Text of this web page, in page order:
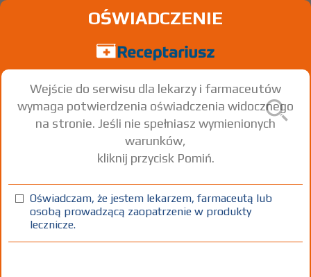
Carvedilol
tabl. powl. 25 mg 30 szt. Doustnie
100%
30%(1) 75+(2) DZ(3)
OŚWIADCZENIE
Wejście do serwisu dla lekarzy i farmaceutów
wymaga potwierdzenia oświadczenia widocznego
na stronie. Jeśli nie spełniasz wymienionych
warunków,
kliknij przycisk Pomiń.
Oświadczam, że jestem lekarzem, farmaceutą lub
osobą prowadzącą zaopatrzenie w produkty
lecznicze.